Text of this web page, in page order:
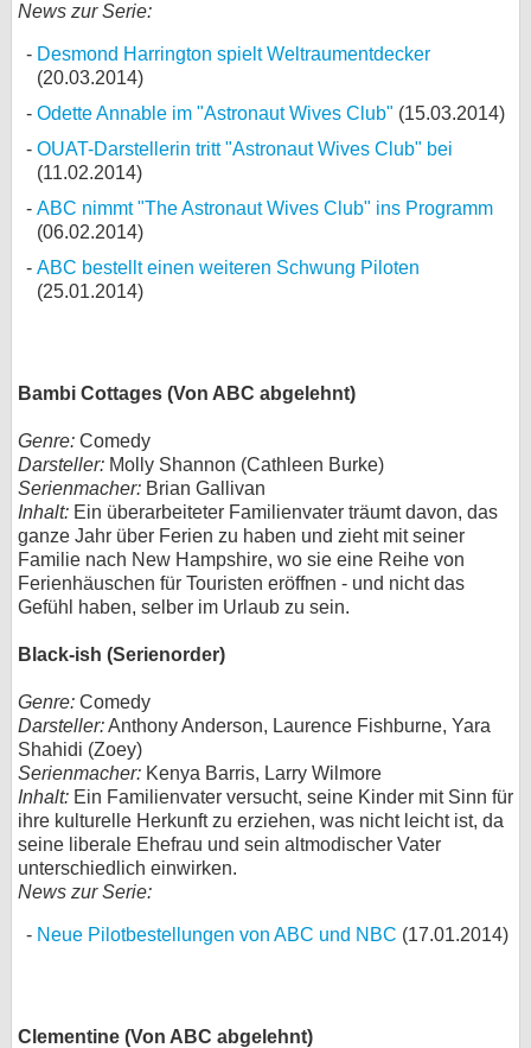
News zur Serie:
Desmond Harrington spielt Weltraumentdecker
(20.03.2014)
Odette Annable im "Astronaut Wives Club" (15.03.2014)
OUAT-Darstellerin tritt "Astronaut Wives Club" bei
(11.02.2014)
ABC nimmt "The Astronaut Wives Club" ins Programm
(06.02.2014)
ABC bestellt einen weiteren Schwung Piloten
(25.01.2014)
Bambi Cottages (Von ABC abgelehnt)
Genre: Comedy
Darsteller: Molly Shannon (Cathleen Burke)
Serienmacher: Brian Gallivan
Inhalt: Ein überarbeiteter Familienvater träumt davon, das
ganze Jahr über Ferien zu haben und zieht mit seiner
Familie nach New Hampshire, wo sie eine Reihe von
Ferienhäuschen für Touristen eröffnen - und nicht das
Gefühl haben, selber im Urlaub zu sein.
Black-ish (Serienorder)
Genre: Comedy
Darsteller:Anthony Anderson, Laurence Fishburne, Yara
Shahidi (Zoey)
Serienmacher: Kenya Barris, Larry Wilmore
Inhalt: Ein Familienvater versucht, seine Kinder mit Sinn für
ihre kulturelle Herkunft zu erziehen, was nicht leicht ist, da
seine liberale Ehefrau und sein altmodischer Vater
unterschiedlich einwirken.
News zur Serie:
Neue Pilotbestellungen von ABC und NBC (17.01.2014)
Clementine (Von ABC abgelehnt)